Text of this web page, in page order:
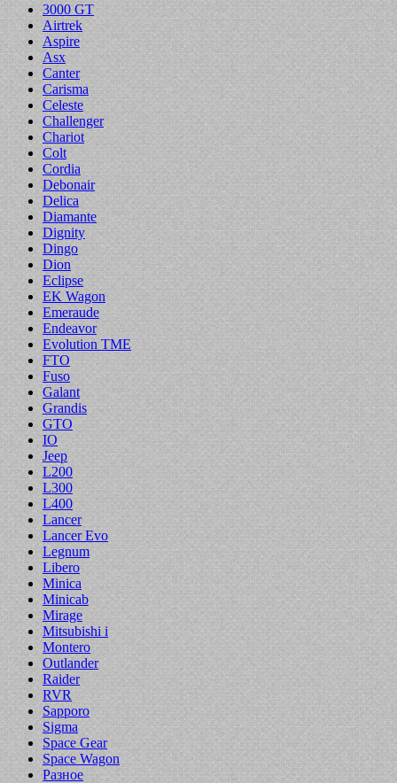
3000 GT
Airtrek
Aspire
Asx
Canter
Carisma
Celeste
Challenger
Chariot
Colt
Cordia
Debonair
Delica
Diamante
Dignity
Dingo
Dion
Eclipse
EK Wagon
Emeraude
Endeavor
Evolution TME
FTO
Fuso
Galant
Grandis
GTO
IO
Jeep
L200
L300
L400
Lancer
Lancer Evo
Legnum
Libero
Minica
Minicab
Mirage
Mitsubishi i
Montero
Outlander
Raider
RVR
Sapporo
Sigma
Space Gear
Space Wagon
Разное